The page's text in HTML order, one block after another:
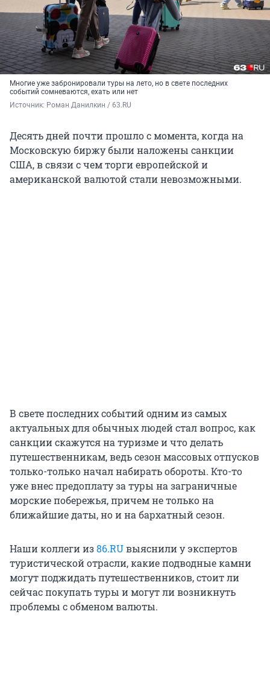
Многие уже забронировали туры на лето, но в свете последних
событий сомневаются, ехать или нет
Источник: Роман Данилкин / 63.RU
Десять дней почти прошло с момента, когда на
Московскую биржу были наложены санкции
США, в связи с чем торги европейской и
американской валютой стали невозможными.
В свете последних событий одним из самых
актуальных для обычных людей стал вопрос, как
санкции скажутся на туризме и что делать
путешественникам, ведь сезон массовых отпусков
только-только начал набирать обороты. Кто-то
уже внес предоплату за туры на заграничные
морские побережья, причем не только на
ближайшие даты, но и на бархатный сезон.
Наши коллеги из86.RUвыяснили у экспертов
туристической отрасли, какие подводные камни
могут поджидать путешественников, стоит ли
сейчас покупать туры и могут ли возникнуть
проблемы с обменом валюты.